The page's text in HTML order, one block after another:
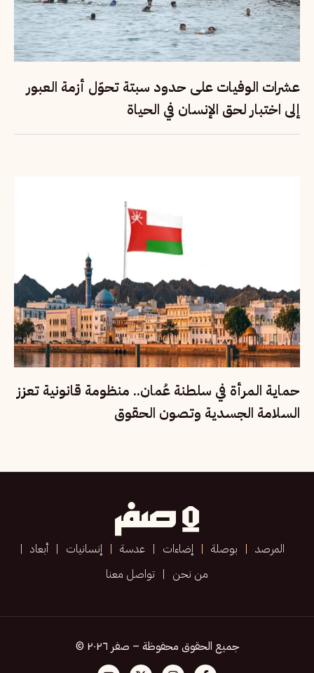
عشرات الوفيات على حدود سبتة تحوّل أزمة العبور
إلى اختبار لحق الإنسان في الحياة
حماية المرأة في سلطنة عُمان.. منظومة قانونية تعزز
السلامة الجسدية وتصون الحقوق
المرصد بوصلة إضاءات عدسة إنسانيات
أبعاد
من نحن
تواصل معنا
جميع الحقوق محفوظة – صفر ٢٠٢٦ ©